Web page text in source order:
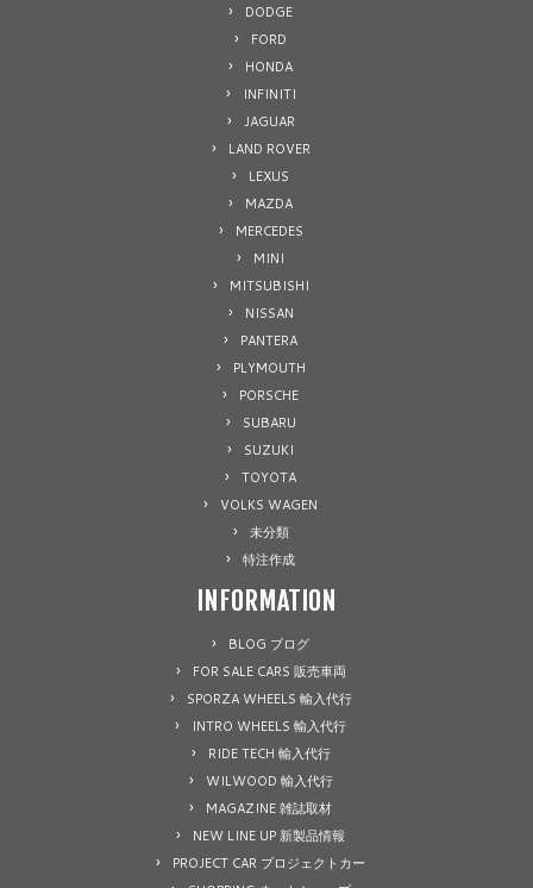
DODGE
FORD
HONDA
INFINITI
JAGUAR
LAND ROVER
LEXUS
MAZDA
MERCEDES
MINI
MITSUBISHI
NISSAN
PANTERA
PLYMOUTH
PORSCHE
SUBARU
SUZUKI
TOYOTA
VOLKS WAGEN
未分類
特注作成
INFORMATION
BLOG ブログ
FOR SALE CARS 販売車両
SPORZA WHEELS 輸入代行
INTRO WHEELS 輸入代行
RIDE TECH 輸入代行
WILWOOD 輸入代行
MAGAZINE 雑誌取材
NEW LINE UP 新製品情報
PROJECT CAR プロジェクトカー